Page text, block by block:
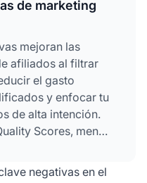
de marketing
mejoran las
afiliados al filtrar
el gasto
y enfocar tu
de alta intención.
Scores, menor
conversión.
negativas en el